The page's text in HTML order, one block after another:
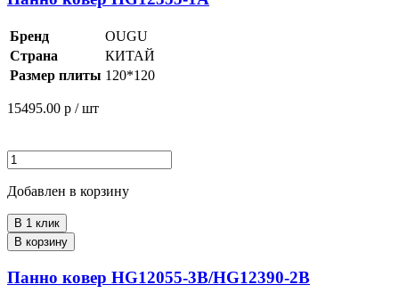
Бренд
OUGU
Страна
КИТАЙ
Размер плиты 120*120
15495.00 р / шт
Добавлен в корзину
В 1 клик
В корзину
Панно ковер HG12055-3B/HG12390-2B